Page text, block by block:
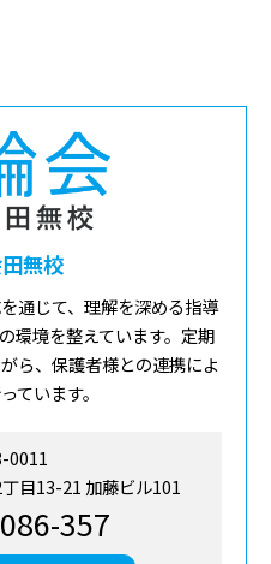
無校
通じて、理解を深める指導
環境を整えています。定期
ら、保護者様との連携によ
ています。
0011
目13-21 加藤ビル101
357